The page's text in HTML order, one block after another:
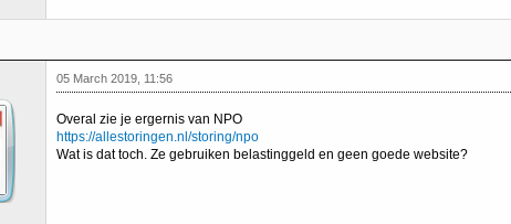
05 March 2019, 11:56
Overal zie je ergernis van NPO
https://allestoringen.nl/storing/npo
Wat is dat toch. Ze gebruiken belastinggeld en geen goede website?